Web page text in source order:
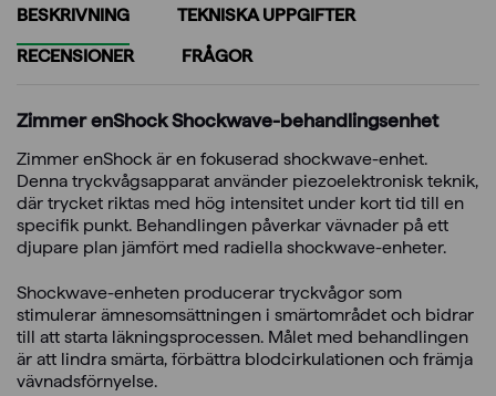
BESKRIVNING
TEKNISKA UPPGIFTER
RECENSIONER
FRÅGOR
Zimmer enShock Shockwave-behandlingsenhet
Zimmer enShock är en fokuserad shockwave-enhet.
Denna tryckvågsapparat använder piezoelektronisk teknik,
där trycket riktas med hög intensitet under kort tid till en
specifik punkt. Behandlingen påverkar vävnader på ett
djupare plan jämfört med radiella shockwave-enheter.
Shockwave-enheten producerar tryckvågor som
stimulerar ämnesomsättningen i smärtområdet och bidrar
till att starta läkningsprocessen. Målet med behandlingen
är att lindra smärta, förbättra blodcirkulationen och främja
vävnadsförnyelse.